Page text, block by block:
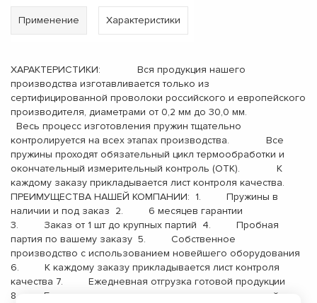
Применение Характеристики
ХАРАКТЕРИСТИКИ: Вся продукция нашего
производства изготавливается только из
сертифицированной проволоки российского и европейского
производителя, диаметрами от 0,2 мм до 30,0 мм.
Весь процесс изготовления пружин тщательно
контролируется на всех этапах производства. Все
пружины проходят обязательный цикл термообработки и
окончательный измерительный контроль (ОТК). К
каждому заказу прикладывается лист контроля качества.
ПРЕИМУЩЕСТВА НАШЕЙ КОМПАНИИ: 1. Пружины в
наличии и под заказ 2. 6 месяцев гарантии
3. Заказ от 1 шт до крупных партий 4. Пробная
партия по вашему заказу 5. Собственное
производство с использованием новейшего оборудования
6. К каждому заказу прикладывается лист контроля
качества 7. Ежедневная отгрузка готовой продукции
8. Бесплатная доставка до терминала транспортной